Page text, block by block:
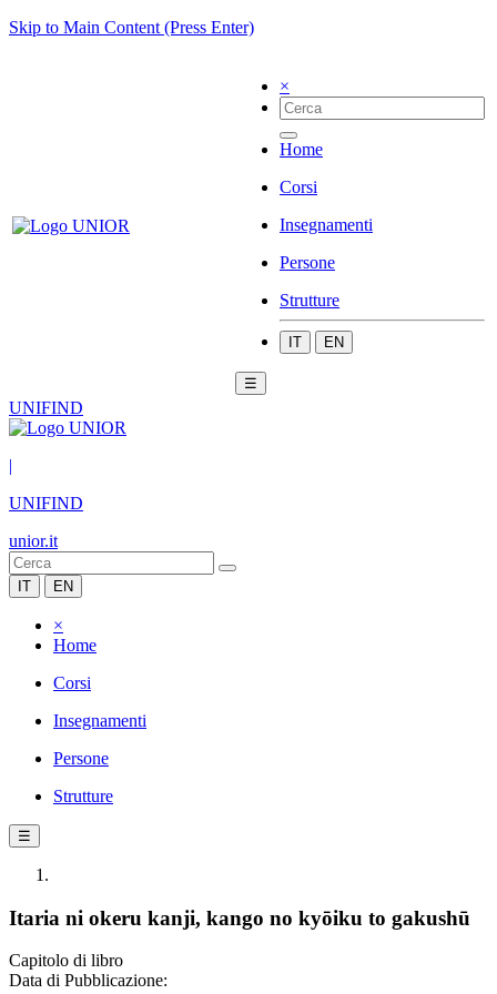
Skip to Main Content (Press Enter)
×
Home
Corsi
Insegnamenti
Persone
Strutture
IT EN
☰
UNIFIND
|
UNIFIND
unior.it
IT EN
×
Home
Corsi
Insegnamenti
Persone
Strutture
☰
Itaria ni okeru kanji, kango no kyōiku to gakushū
Capitolo di libro
Data di Pubblicazione: